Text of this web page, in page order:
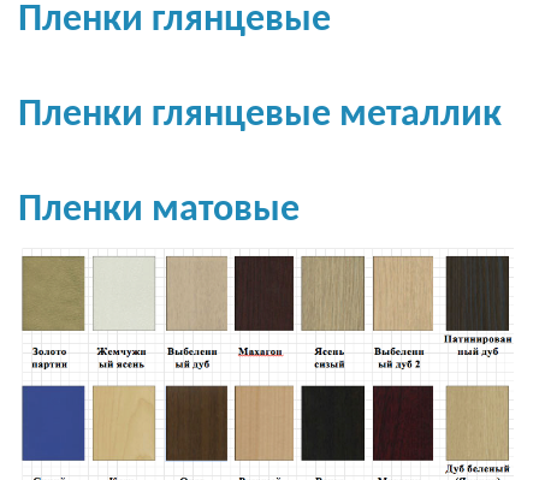
Пленки глянцевые
Пленки глянцевые металлик
Пленки матовые